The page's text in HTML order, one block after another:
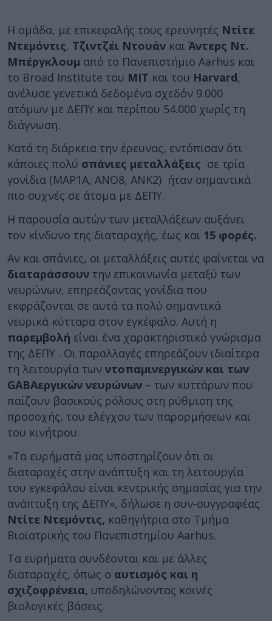
Η ομάδα, με επικεφαλής τους ερευνητές Ντίτε
Ντεμόντις, Τζιντζέι Ντουάν και Άντερς Ντ.
Μπέργκλουμ από το Πανεπιστήμιο Aarhus και
το Broad Institute του MIT και του Harvard,
ανέλυσε γενετικά δεδομένα σχεδόν 9.000
ατόμων με ΔΕΠΥ και περίπου 54.000 χωρίς τη
διάγνωση.
Κατά τη διάρκεια την έρευνας, εντόπισαν ότι
κάποιες πολύ σπάνιες μεταλλάξεις σε τρία
γονίδια (MAP1A, ANO8, ANK2) ήταν σημαντικά
πιο συχνές σε άτομα με ΔΕΠΥ.
Η παρουσία αυτών των μεταλλάξεων αυξάνει
τον κίνδυνο της διαταραχής, έως και 15 φορές.
Αν και σπάνιες, οι μεταλλάξεις αυτές φαίνεται να
διαταράσσουν την επικοινωνία μεταξύ των
νευρώνων, επηρεάζοντας γονίδια που
εκφράζονται σε αυτά τα πολύ σημαντικά
νευρικά κύτταρα στον εγκέφαλο. Αυτή η
παρεμβολή είναι ένα χαρακτηριστικό γνώρισμα
της ΔΕΠΥ . Οι παραλλαγές επηρεάζουν ιδιαίτερα
τη λειτουργία των ντοπαμινεργικών και των
GABAεργικών νευρώνων – των κυττάρων που
παίζουν βασικούς ρόλους στη ρύθμιση της
προσοχής, του ελέγχου των παρορμήσεων και
του κινήτρου.
«Τα ευρήματά μας υποστηρίζουν ότι οι
διαταραχές στην ανάπτυξη και τη λειτουργία
του εγκεφάλου είναι κεντρικής σημασίας για την
ανάπτυξη της ΔΕΠΥ», δήλωσε η συν-συγγραφέας
Ντίτε Ντεμόντις, καθηγήτρια στο Τμήμα
Βιοϊατρικής του Πανεπιστημίου Aarhus.
Τα ευρήματα συνδέονται και με άλλες
διαταραχές, όπως ο αυτισμός και η
σχιζοφρένεια, υποδηλώνοντας κοινές
βιολογικές βάσεις.